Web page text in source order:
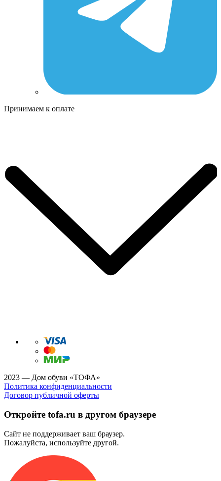
Принимаем к оплате
2023 — Дом обуви «ТОФА»
Политика конфиденциальности
Договор публичной оферты
Откройте tofa.ru в другом браузере
Сайт не поддерживает ваш браузер.
Пожалуйста, используйте другой.